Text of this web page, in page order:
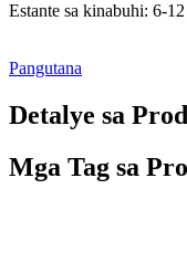
Estante sa kinabuhi: 6-
Pangutana
Detalye sa
Mga Tag sa